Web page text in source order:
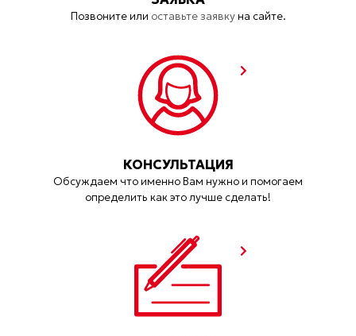
Позвоните или оставьте заявкуна сайте.
КОНСУЛЬТАЦИЯ
Обсуждаем что именно Вам нужно и помогаем
определить как это лучше сделать!